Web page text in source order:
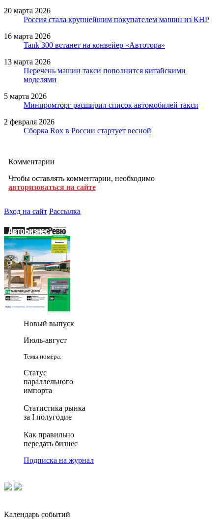
20 марта 2026
Россия стала крупнейшим покупателем машин из КНР
16 марта 2026
Tank 300 встанет на конвейер «Автотора»
13 марта 2026
Перечень машин такси пополнится китайскими
моделями
5 марта 2026
Минпромторг расширил список автомобилей такси
2 февраля 2026
Сборка Rox в России стартует весной
Комментарии
Чтобы оставлять комментарии, необходимо
авторизоваться на сайте
Вход на сайт Рассылка
Новый выпуск
Июль-август
Темы номера:
Статус
параллельного
импорта
Статистика рынка
за I полугодие
Как правильно
передать бизнес
Подписка на журнал
Календарь событий